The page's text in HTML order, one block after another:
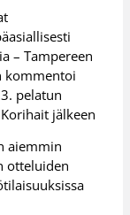
– Tampereen
kommentoi
pelatun
jälkeen
aiemmin
otteluiden